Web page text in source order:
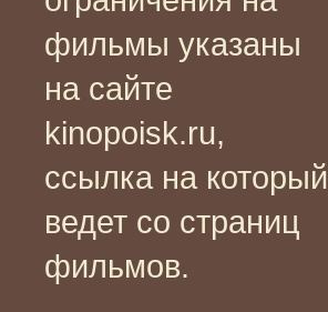
фильмы указаны
на сайте
kinopoisk.ru,
ссылка на который
ведет со страниц
фильмов.